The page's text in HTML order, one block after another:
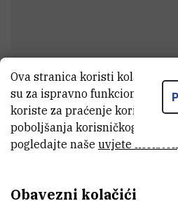
IvanPetranović
Asistent
Ova stranica koristi kolačiće.
su za ispravno funkcioniranje
koriste za praćenje korištenja
poboljšanja korisničkog
pogledajte naše uvjete
Obavezni kolačići